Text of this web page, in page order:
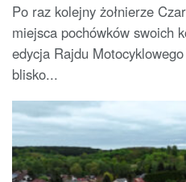
Po raz kolejny żołnierze
miejsca pochówków swoich
edycja Rajdu
blisko...